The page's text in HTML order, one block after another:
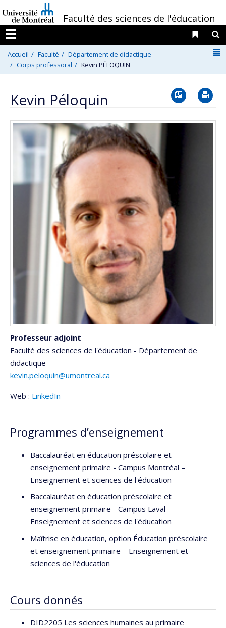
au
contenu
/Faculté des sciences de l'éducation
Menu
Liens
Accueil Faculté
Département de didactique
Corps professoral
Kevin PÉLOQUIN
Kevin Péloquin Vcard
Professeur adjoint
Faculté des sciences de l'éducation - Département de
didactique
kevin.peloquin@umontreal.ca
Web : LinkedIn
Programmes d’enseignement
Baccalauréat en éducation préscolaire et
enseignement primaire - Campus Montréal –
Enseignement et sciences de l'éducation
Baccalauréat en éducation préscolaire et
enseignement primaire - Campus Laval –
Enseignement et sciences de l'éducation
Maîtrise en éducation, option Éducation préscolaire
et enseignement primaire – Enseignement et
sciences de l'éducation
Cours donnés
DID2205 Les sciences humaines au primaire